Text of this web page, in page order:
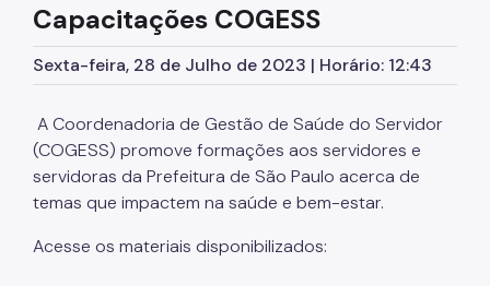
Cogess-Responde
Prontuário Médico Eletrônico
Promoção à Saúde
Readaptação Funcional
CIPA
Manual de Ergonomia
Capacitações COGESS
Sexta-feira, 28 de Julho de 2023 | Horário: 12:43
A Coordenadoria de Gestão de Saúde do Servidor
(COGESS) promove formações aos servidores e
servidoras da Prefeitura de São Paulo acerca de
temas que impactem na saúde e bem-estar.
Acesse os materiais disponibilizados: